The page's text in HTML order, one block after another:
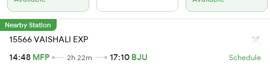
Nearby Station
15566 VAISHALI EXP
14:48 MFP 2h 22m 17:10 BJU Schedule